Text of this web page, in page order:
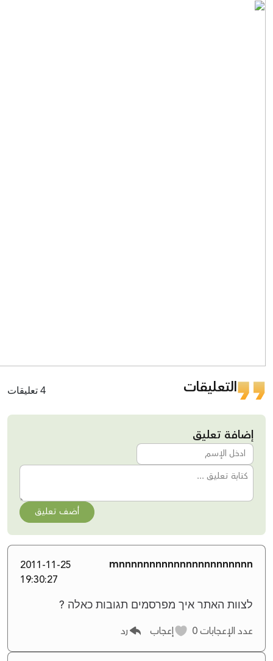
التعليقات 4 تعليقات
إضافة تعليق
أضف تعليق
mnnnnnnnnnnnnnnnnnnnnnn
2011-11-25
19:30:27
לצוות האתר איך מפרסמים תגובות כאלה ?
عدد الإعجابات إعجاب رد